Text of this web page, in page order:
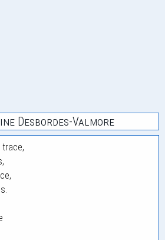
Desbordes-Valmore
trace,